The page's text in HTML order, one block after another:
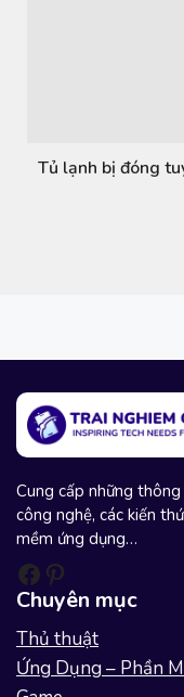
Tủ lạnh bị đóng
Cung cấp những
công nghệ, các kiến
mềm ứng dụng…
Facebook
Pinterest
Chuyên mục
Thủ thuật
Ứng Dụng – Phần